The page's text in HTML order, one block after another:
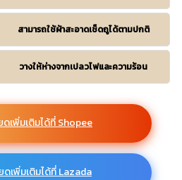
สามารถใช้ผ้าสะอาดเช็ดถูได้ตามปกติ
วางให้ห่างจากเปลวไฟและความร้อน
ดเพิ่มเติมได้ที่ Shopee
ดเพิ่มเติมได้ที่ Lazada